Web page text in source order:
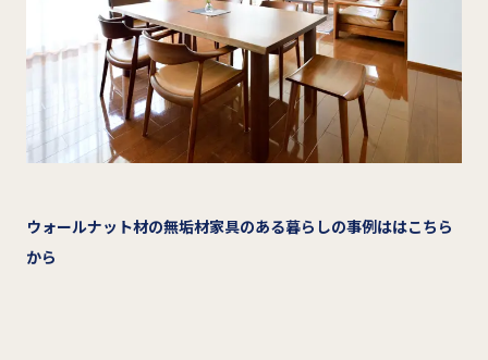
ウォールナット材の無垢材家具のある暮らしの事例ははこちら
から